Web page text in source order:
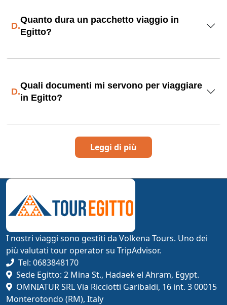
D.
Quanto dura un pacchetto viaggio in
Egitto?
D.
Quali documenti mi servono per viaggiare
in Egitto?
Leggi di più
I nostri viaggi sono gestiti da Volkena Tours. Uno dei
più valutati tour operator su TripAdvisor.
Tel: 0683848170
Sede Egitto: 2 Mina St., Hadaek el Ahram, Egypt.
OMNIATUR SRL Via Ricciotti Garibaldi, 16 int. 3 00015
Monterotondo (RM), Italy